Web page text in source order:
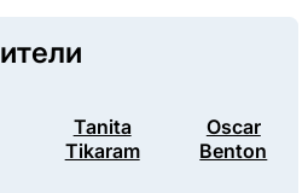
Tanita
Tikaram
Oscar
Benton